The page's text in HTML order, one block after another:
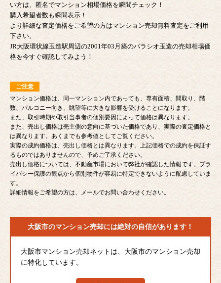
い方は、匿名でマンション相場価格を瞬間チェック！
購入希望者数も瞬間表示！
より詳細な査定価格をご希望の方はマンション売却無料査定をご利用
下さい。
JR大阪環状線玉造駅周辺の2001年03月築のパラシオ玉造の売却相場価
格を今すぐ確認してみよう！
ご注意
マンション価格は、同一マンション内であっても、専有面積、間取り、階
数、バルコニー向き、眺望等に大きな影響を受けることになります。
また、取引時期や取引当事者の個別要因によって価格は異なります。
また、売出し価格は売主側の意向に基づいた価格であり、実際の査定価格と
は異なります。あくまでも参考値としてご覧ください。
実際の成約価格は、売出し価格とは異なります。上記価格での成約を保証す
るものではありませんので、予めご了承ください。
売出し価格については、不動産市場において弊社が確認した情報です。プラ
イバシー保護の観点から個別物件が容易に特定できないように配慮していま
す。
詳細情報をご希望の方は、メールでお問い合わせください。
大阪市のマンション売却には絶対の自信があります！
大阪市マンション売却ネットは、大阪市のマンション売却
に特化しています。